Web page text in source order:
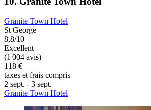
Granite Town Hotel
St George
8,8/10
Excellent
(1 004 avis)
118 €
taxes et frais compris
2 sept. - 3 sept.
Granite Town Hotel